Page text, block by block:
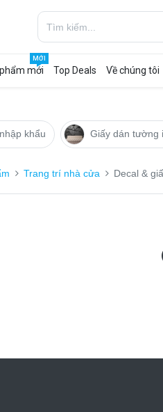
mới
MỚI
Top Deals Về chúng tôi
khẩu Giấy dán tường
Trang trí nhà cửa Decal &